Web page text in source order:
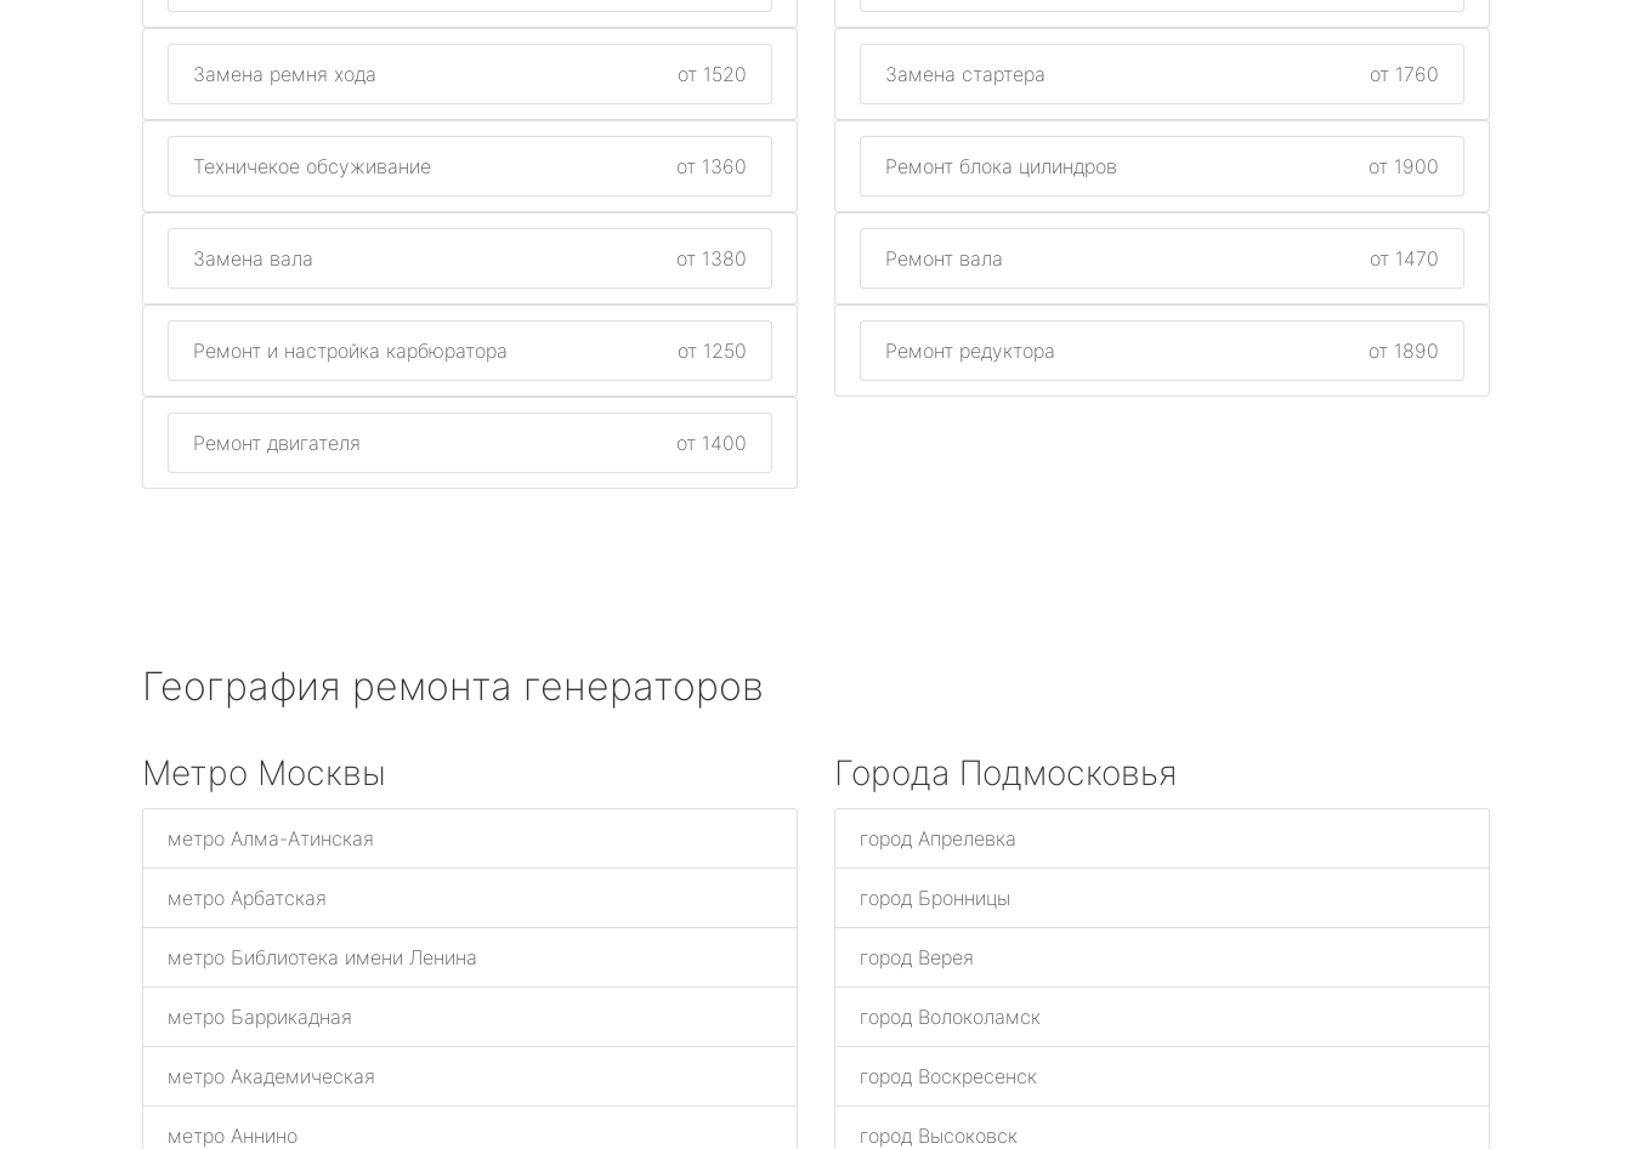
Замена ремня хода от 1520 Замена стартера от 1760
Техничекое обсуживание от 1360 Ремонт блока цилиндров от 1900
Замена вала от 1380 Ремонт вала от 1470
Ремонт и настройка карбюратора от 1250 Ремонт редуктора от 1890
Ремонт двигателя от 1400
География ремонта генераторов
Метро Москвы
метро Алма-Атинская
метро Арбатская
метро Библиотека имени Ленина
метро Баррикадная
метро Академическая
метро Аннино
Города Подмосковья
город Апрелевка
город Бронницы
город Верея
город Волоколамск
город Воскресенск
город Высоковск